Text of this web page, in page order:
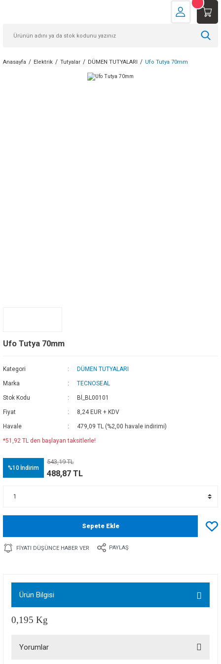
Anasayfa Elektrik Tutyalar DÜMEN TUTYALARI Ufo Tutya 70mm
Ufo Tutya 70mm
Kategori DÜMEN TUTYALARI
Marka TECNOSEAL
Stok Kodu Bl_BL00101
Fiyat 8,24 EUR + KDV
Havale 479,09 TL (%2,00 havale indirimi)
*51,92 TL den başlayan taksitlerle!
%10 İndirim
543,19 TL
488,87 TL
Sepete Ekle
FIYATI DÜŞÜNCE HABER VER PAYLAŞ
Ürün Bilgisi
0,195 Kg
Yorumlar